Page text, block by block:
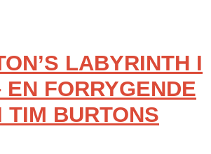
LABYRINTH I
FORRYGENDE
TIM BURTONS